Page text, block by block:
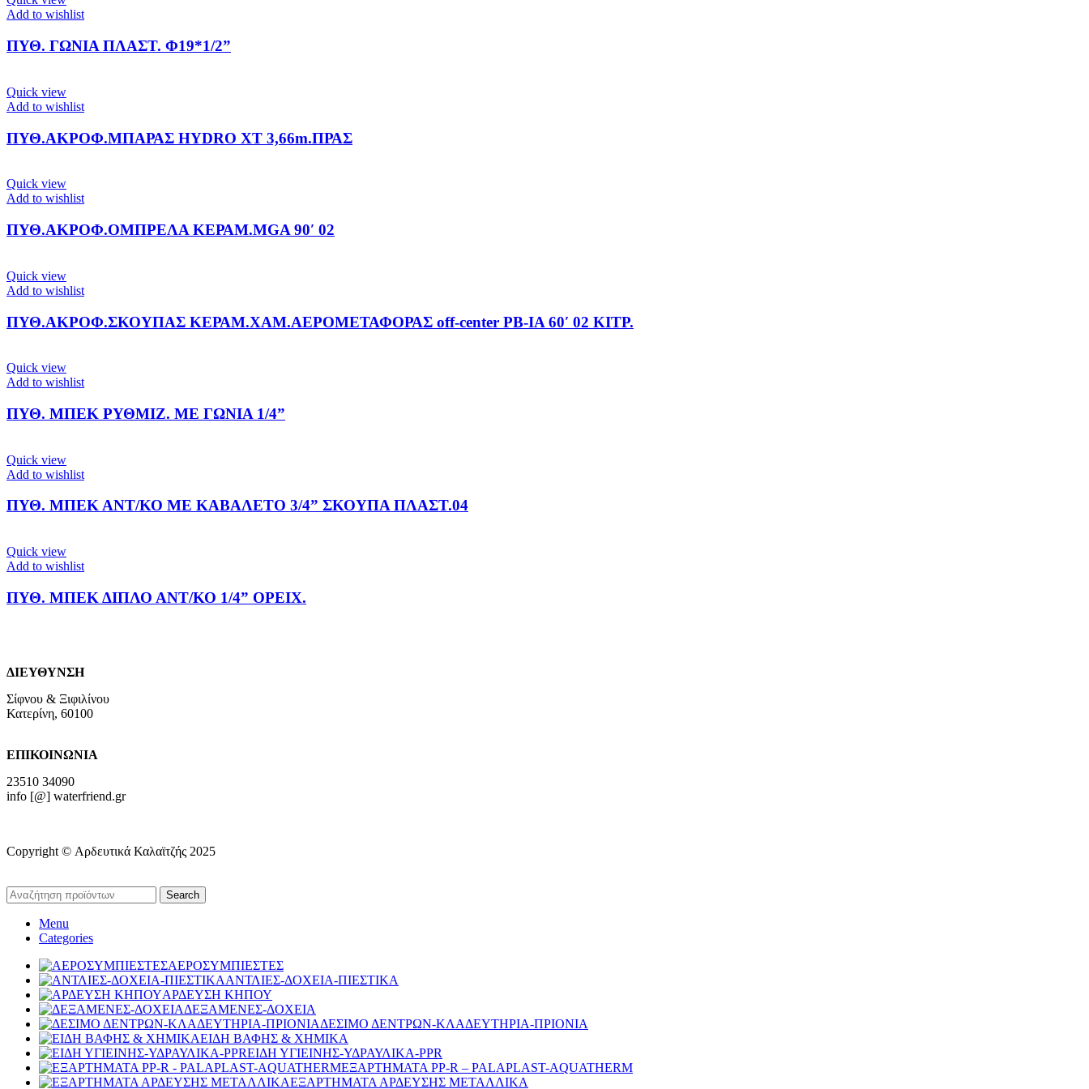
Add to wishlist
ΠΥΘ. ΓΩΝΙΑ ΠΛΑΣΤ. Φ19*1/2”
Quick view
Add to wishlist
ΠΥΘ.ΑΚΡΟΦ.ΜΠΑΡΑΣ HYDRO XT 3,66m.ΠΡΑΣ
Quick view
Add to wishlist
ΠΥΘ.ΑΚΡΟΦ.ΟΜΠΡΕΛΑ ΚΕΡΑΜ.MGA 90′ 02
Quick view
Add to wishlist
ΠΥΘ.ΑΚΡΟΦ.ΣΚΟΥΠΑΣ ΚΕΡΑΜ.ΧΑΜ.ΑΕΡΟΜΕΤΑΦΟΡΑΣ off-center PB-IA 60′ 02 ΚΙΤΡ.
Quick view
Add to wishlist
ΠΥΘ. ΜΠΕΚ ΡΥΘΜΙΖ. ΜΕ ΓΩΝΙΑ 1/4”
Quick view
Add to wishlist
ΠΥΘ. ΜΠΕΚ ΑΝΤ/ΚΟ ΜΕ ΚΑΒΑΛΕΤΟ 3/4” ΣΚΟΥΠΑ ΠΛΑΣΤ.04
Quick view
Add to wishlist
ΠΥΘ. ΜΠΕΚ ΔΙΠΛΟ ΑΝΤ/ΚΟ 1/4” ΟΡΕΙΧ.
ΔΙΕΥΘΥΝΣΗ
Σίφνου & Ξιφιλίνου
Κατερίνη, 60100
ΕΠΙΚΟΙΝΩΝΙΑ
23510 34090
info [@] waterfriend.gr
Copyright © Αρδευτικά Καλαϊτζής 2025
Search
Menu
Categories
ΑΕΡΟΣΥΜΠΙΕΣΤΕΣ
ΑΝΤΛΙΕΣ-ΔΟΧΕΙΑ-ΠΙΕΣΤΙΚΑ
ΑΡΔΕΥΣΗ ΚΗΠΟΥ
ΔΕΞΑΜΕΝΕΣ-ΔΟΧΕΙΑ
ΔΕΣΙΜΟ ΔΕΝΤΡΩΝ-ΚΛΑΔΕΥΤΗΡΙΑ-ΠΡΙΟΝΙΑ
ΕΙΔΗ ΒΑΦΗΣ & ΧΗΜΙΚΑ
ΕΙΔΗ ΥΓΙΕΙΝΗΣ-ΥΔΡΑΥΛΙΚΑ-PPR
ΕΞΑΡΤΗΜΑΤΑ PP-R – PALAPLAST-AQUATHERM
ΕΞΑΡΤΗΜΑΤΑ ΑΡΔΕΥΣΗΣ ΜΕΤΑΛΛΙΚΑ